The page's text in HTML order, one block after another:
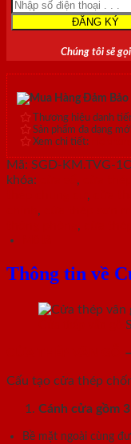
Chúng tôi sẽ
Thương hiệu danh
Sản phẩm đa dạng
Xem chi tiết:
Mã: SGD-KM.TVG-
khóa:
,
,
,
,
Thông tin về
Cấu tạo cửa thép
Cánh cửa gồm
Bề mặt ngoài cùng